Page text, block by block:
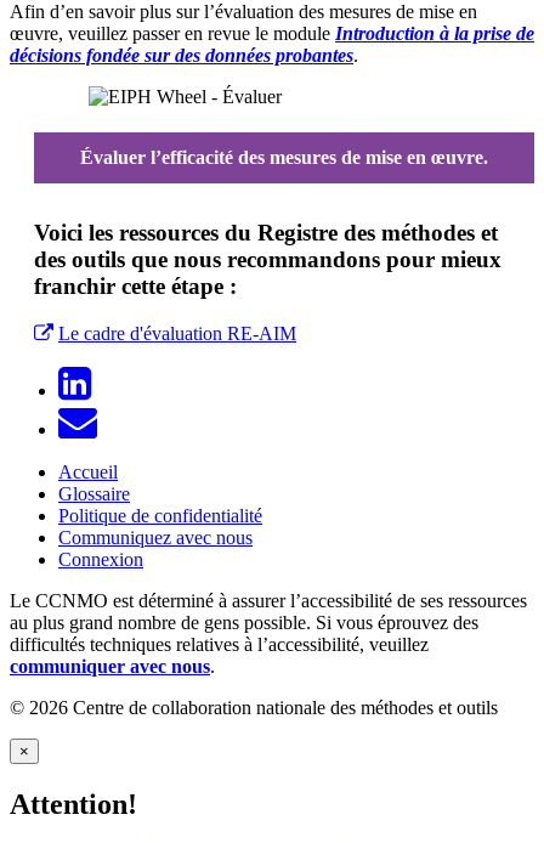
Afin d’en savoir plus sur l’évaluation des mesures de mise en
œuvre, veuillez passer en revue le module Introduction à la prise de
décisions fondée sur des données probantes.
Évaluer l’efficacité des mesures de mise en œuvre.
Voici les ressources du Registre des méthodes et
des outils que nous recommandons pour mieux
franchir cette étape :
Le cadre d'évaluation RE-AIM
Accueil
Glossaire
Politique de confidentialité
Communiquez avec nous
Connexion
Le CCNMO est déterminé à assurer l’accessibilité de ses ressources
au plus grand nombre de gens possible. Si vous éprouvez des
difficultés techniques relatives à l’accessibilité, veuillez
communiquer avec nous.
© 2026 Centre de collaboration nationale des méthodes et outils
×
Attention!